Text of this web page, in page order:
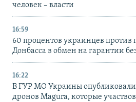
человек – власти
16:59
60 процентов украинцев против
Донбасса в обмен на гарантии
16:22
В ГУР МО Украины опубликовали
дронов Magura, которые